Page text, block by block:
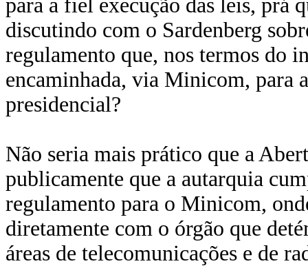
para a fiel execução das leis, prá
discutindo com o Sardenberg
regulamento que, nos termos do
encaminhada, via Minicom, para
presidencial?
Não seria mais prático que a
publicamente que a autarquia
regulamento para o Minicom,
diretamente com o órgão que
áreas de telecomunicações e de